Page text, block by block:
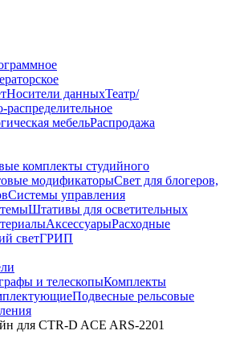
Носители данныхТеатр/
мебельРаспродажа
комплекты студийного
модификаторыСвет для блогеров,
Системы управления
Штативы для осветительных
АксессуарыРасходные
светГРИП
и телескопыКомплекты
Подвесные рельсовые
для CTR-D ACE ARS-2201